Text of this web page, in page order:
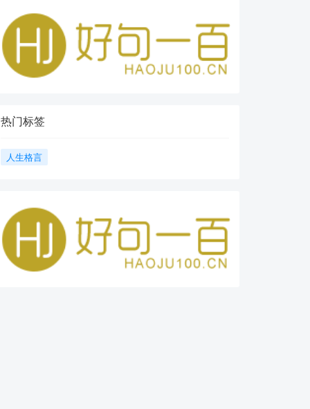
热门标签
人生格言